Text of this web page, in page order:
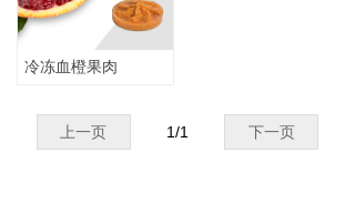
冷冻血橙果肉
上一页 下一页
1/1